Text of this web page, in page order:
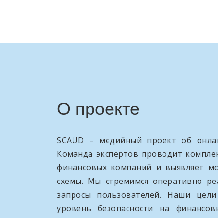
О проекте
SCAUD – медийный проект об
Команда экспертов проводит
финансовых компаний и выявляет
схемы. Мы стремимся оперативно
запросы пользователей. Наши
уровень безопасности на